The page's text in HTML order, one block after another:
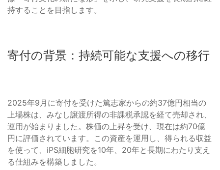
持することを目指します。
寄付の背景：持続可能な支援への移行
2025年9月に寄付を受けた篤志家からの約37億円相当の
上場株は、みなし譲渡所得の非課税承認を経て売却され、
運用が始まりました。株価の上昇を受け、現在は約70億
円に評価されています。この資産を運用し、得られる収益
を使って、iPS細胞研究を10年、20年と長期にわたり支え
る仕組みを構築しました。